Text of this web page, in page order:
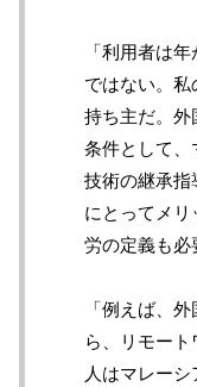
「利用者は
ではない。
持ち主だ。外
条件として、
技術の継承指
にとってメ
労の定義も必
「例えば、
ら、リモー
人はマレー